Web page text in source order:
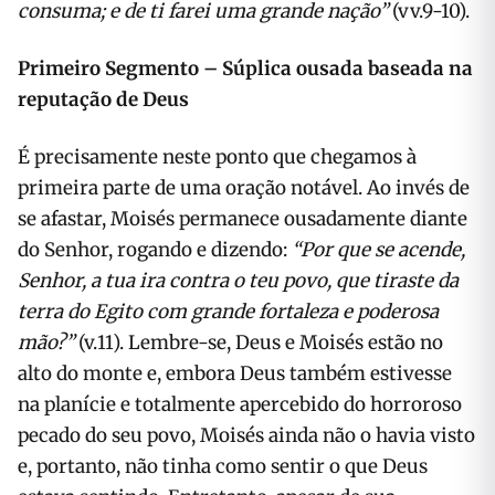
consuma; e de ti farei uma grande nação”(vv.9-10).
Primeiro Segmento – Súplica ousada baseada na
reputação de Deus
É precisamente neste ponto que chegamos à
primeira parte de uma oração notável. Ao invés de
se afastar, Moisés permanece ousadamente diante
do Senhor, rogando e dizendo: “Por que se acende,
Senhor, a tua ira contra o teu povo, que tiraste da
terra do Egito com grande fortaleza e poderosa
mão?”(v.11). Lembre-se, Deus e Moisés estão no
alto do monte e, embora Deus também estivesse
na planície e totalmente apercebido do horroroso
pecado do seu povo, Moisés ainda não o havia visto
e, portanto, não tinha como sentir o que Deus